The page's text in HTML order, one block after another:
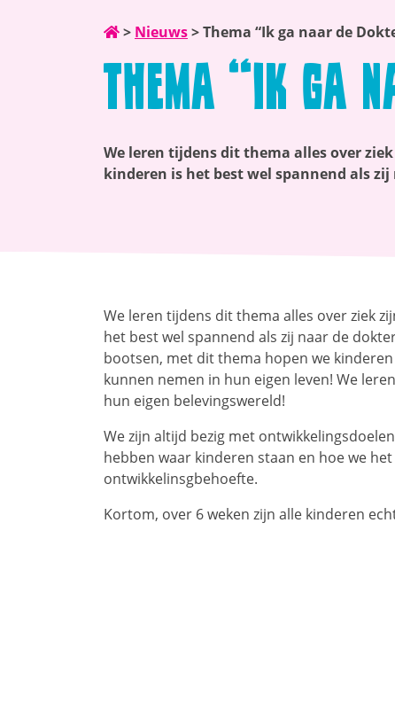
> Nieuws>Thema “Ik ga naar de
Thema “Ik ga
We leren tijdens dit thema alles over
kinderen is het best wel spannend als
We leren tijdens dit thema alles over ziek
het best wel spannend als zij naar de
bootsen, met dit thema hopen we
kunnen nemen in hun eigen leven! We
hun eigen belevingswereld!
We zijn altijd bezig met
hebben waar kinderen staan en hoe we
ontwikkelinsgbehoefte.
Kortom, over 6 weken zijn alle kinderen